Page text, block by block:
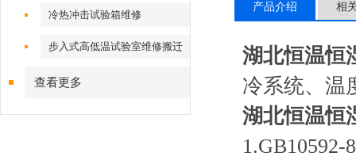
冷热冲击试验箱维修
步入式高低温试验室维修搬迁
查看更多
产品介绍 相
湖北恒温恒
冷系统、温
湖北恒温恒